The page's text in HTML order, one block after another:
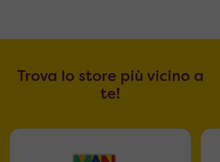
Trova lo store più vicino a
te!